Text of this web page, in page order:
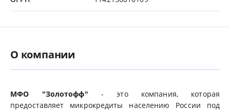
О компании
МФО "Золотофф" - это компания, которая
предоставляет микрокредиты населению России под